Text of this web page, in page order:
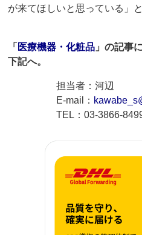
が来てほしいと思っている」
「 医療機器・化粧品 」の記事
下記へ。
担当者：河辺
E-mail：
TEL：03-3866-